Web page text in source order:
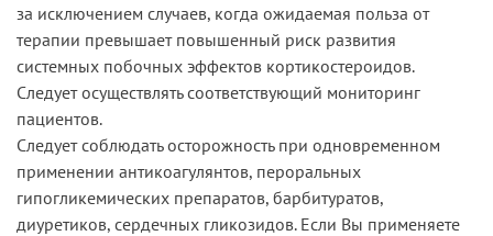
за исключением случаев, когда ожидаемая польза от
терапии превышает повышенный риск развития
системных побочных эффектов кортикостероидов.
Следует осуществлять соответствующий мониторинг
пациентов.
Следует соблюдать осторожность при одновременном
применении антикоагулянтов, пероральных
гипогликемических препаратов, барбитуратов,
диуретиков, сердечных гликозидов. Если Вы применяете